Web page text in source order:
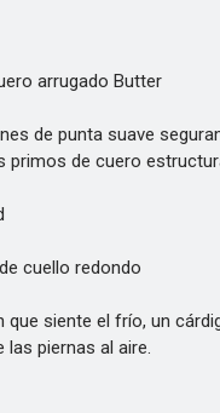
arrugado Butter
de punta suave
primos de cuero
cuello redondo
siente el frío, un
piernas al aire.